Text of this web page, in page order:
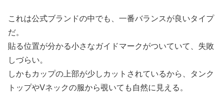
これは公式ブランドの中でも、一番バランスが良いタイプ
だ。
貼る位置が分かる小さなガイドマークがついていて、失敗
しづらい。
しかもカップの上部が少しカットされているから、タンク
トップやVネックの服から覗いても自然に見える。